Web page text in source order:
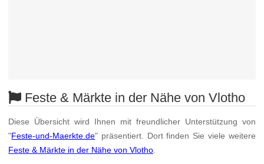
Feste & Märkte in der Nähe von Vlotho
Diese Übersicht wird Ihnen mit freundlicher Unterstützung von
"Feste-und-Maerkte.de" präsentiert. Dort finden Sie viele weitere
Feste & Märkte in der Nähe von Vlotho.